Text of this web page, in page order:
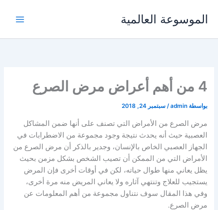
الموسوعة العالمية
4 من أهم أعراض مرض الصرع
بواسطة admin
/سبتمبر 24, 2018
مرض الصرع من الأمراض التي تصنف على أنها ضمن المشاكل
العصبية حيث أنه يحدث نتيجة وجود مجموعة من الاضطرابات في
الجهاز العصبي الخاص بالإنسان، وجدير بالذكر أن مرض الصرع من
الأمراض التي من الممكن أن تصيب الشخص بشكل مزمن بحيث
يظل يعاني منها طوال حياته، لكن في أوقات أخرى فإن المرض
يستجيب للعلاج وتنتهي آثاره ولا يعاني المريض منه مرة أخرى،
وفي هذا المقال سوف نتناول مجموعة من أهم المعلومات عن
مرض الصرع.